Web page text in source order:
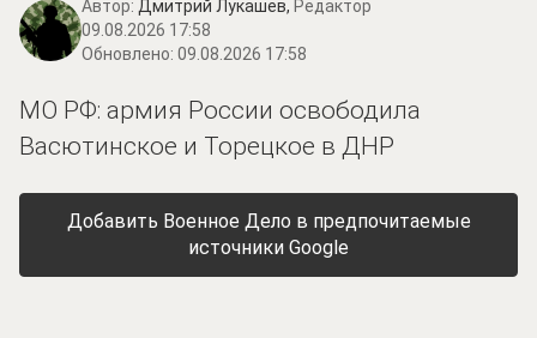
Автор: Дмитрий Лукашев, Редактор
09.08.2026 17:58
Обновлено: 09.08.2026 17:58
МО РФ: армия России освободила
Васютинское и Торецкое в ДНР
Добавить Военное Дело в предпочитаемые
источники Google